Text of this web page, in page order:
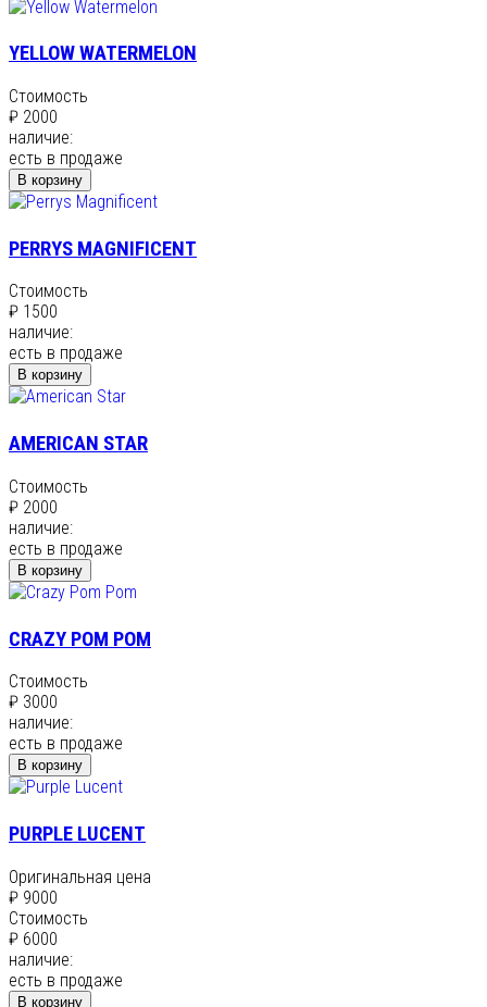
YELLOW WATERMELON
Стоимость
₽ 2000
наличие:
есть в продаже
В корзину
PERRYS MAGNIFICENT
Стоимость
₽ 1500
наличие:
есть в продаже
В корзину
AMERICAN STAR
Стоимость
₽ 2000
наличие:
есть в продаже
В корзину
CRAZY POM POM
Стоимость
₽ 3000
наличие:
есть в продаже
В корзину
PURPLE LUCENT
Оригинальная цена
₽ 9000
Стоимость
₽ 6000
наличие:
есть в продаже
В корзину